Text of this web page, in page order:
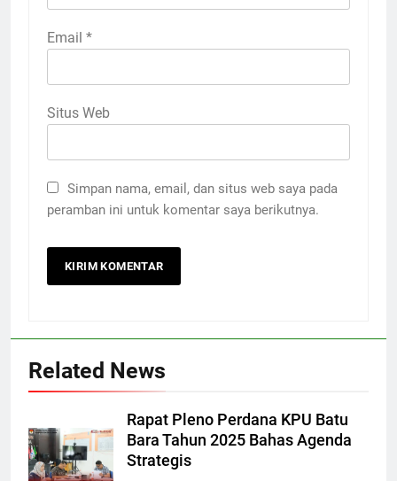
Email *
Situs Web
Simpan nama, email, dan situs web saya pada
peramban ini untuk komentar saya berikutnya.
Related News
Rapat Pleno Perdana KPU Batu
Bara Tahun 2025 Bahas Agenda
Strategis